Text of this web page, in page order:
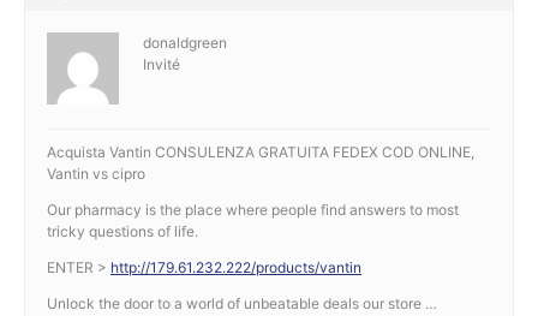
donaldgreen
Invité
Acquista Vantin CONSULENZA GRATUITA FEDEX COD ONLINE,
Vantin vs cipro
Our pharmacy is the place where people find answers to most
tricky questions of life.
ENTER > http://179.61.232.222/products/vantin
Unlock the door to a world of unbeatable deals our store …